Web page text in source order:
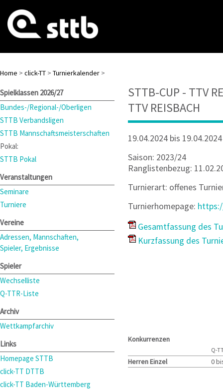
Home > click-TT > Turnierkalender >
Spielklassen 2026/27
Bundes-/Regional-/Oberligen
STTB Verbandsligen
STTB Mannschaftsmeisterschaften
Pokal:
STTB Pokal
Veranstaltungen
Seminare
Turniere
Vereine
Adressen, Mannschaften,
Spieler, Ergebnisse
Spieler
Wechselliste
Q-TTR-Liste
Archiv
Wettkampfarchiv
Links
Homepage STTB
click-TT DTTB
click-TT Baden-Württemberg
STTB-CUP - TTV
TTV REISBACH
19.04.2024 bis 19.04.2024
Saison: 2023/24
Ranglistenbezug:
Turnierart: offenes
Turnierhomepage:
Gesamtfassung des
Kurzfassung des
Konkurrenzen
Q-
Herren Einzel 0